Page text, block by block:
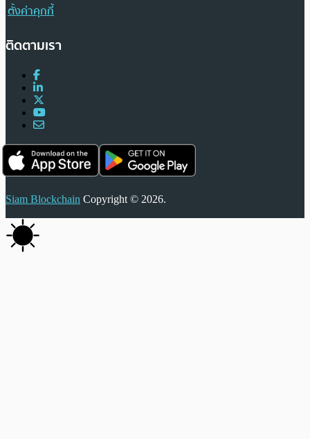
ตั้งค่าคุกกี้
ติดตามเรา
Siam Blockchain Copyright © 2026.